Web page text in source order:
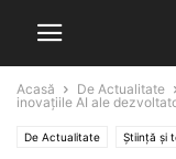
Acasă De Actualitate
inovațiile AI ale
De Actualitate Știință și